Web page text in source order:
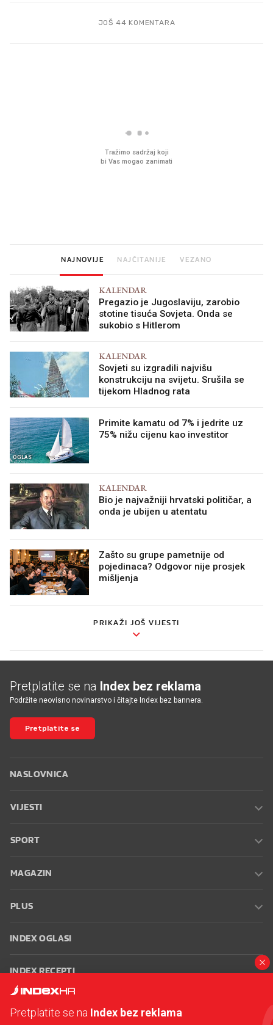
JOŠ 44 KOMENTARA
NAJNOVIJE NAJČITANIJE VEZANO
KALENDAR
Pregazio je Jugoslaviju, zarobio
stotine tisuća Sovjeta. Onda se
sukobio s Hitlerom
KALENDAR
Sovjeti su izgradili najvišu
konstrukciju na svijetu. Srušila se
tijekom Hladnog rata
OGLAS
Primite kamatu od 7% i jedrite uz
75% nižu cijenu kao investitor
KALENDAR
Bio je najvažniji hrvatski političar, a
onda je ubijen u atentatu
Zašto su grupe pametnije od
pojedinaca? Odgovor nije prosjek
mišljenja
PRIKAŽI JOŠ VIJESTI
Pretplatite se na Index bez reklama
Podržite neovisno novinarstvo i čitajte Index bez bannera.
Pretplatite se
NASLOVNICA
VIJESTI
SPORT
MAGAZIN
PLUS
INDEX OGLASI
INDEX RECEPTI
Pretplatite se na Index bez reklama